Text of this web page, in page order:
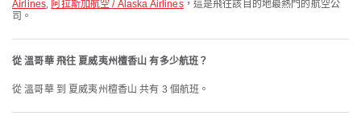
Airlines, 阿拉斯加航空 / Alaska Airlines，這是飛往該目的地最熱門的航空公
司。
從 溫哥華 飛往 夏威夷州檀香山 有多少航班？
從 溫哥華 到 夏威夷州檀香山 共有 3 個航班。